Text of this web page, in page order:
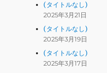
(タイトルなし)
2025年3月21日
(タイトルなし)
2025年3月19日
(タイトルなし)
2025年3月17日